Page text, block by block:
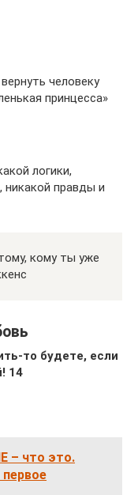
человеку
принцесса»
логики,
никакой правды и
кому ты уже
то будете, если
14
– что это.